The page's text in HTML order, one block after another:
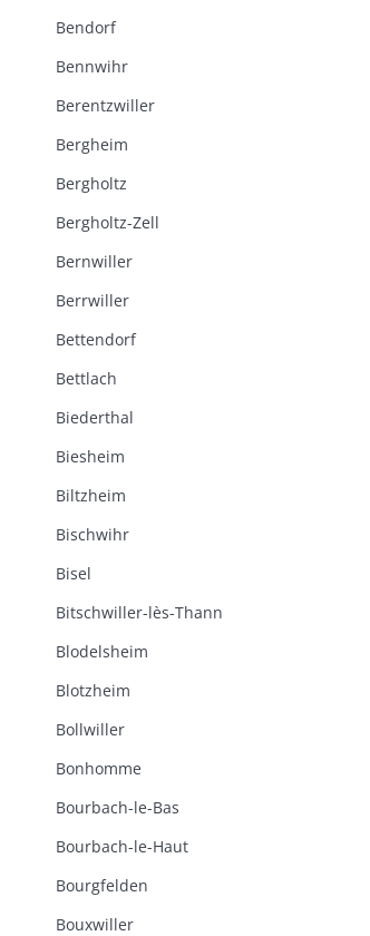
Bendorf
Bennwihr
Berentzwiller
Bergheim
Bergholtz
Bergholtz-Zell
Bernwiller
Berrwiller
Bettendorf
Bettlach
Biederthal
Biesheim
Biltzheim
Bischwihr
Bisel
Bitschwiller-lès-Thann
Blodelsheim
Blotzheim
Bollwiller
Bonhomme
Bourbach-le-Bas
Bourbach-le-Haut
Bourgfelden
Bouxwiller